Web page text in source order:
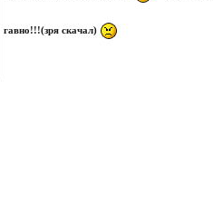
гавно!!!(зря скачал)